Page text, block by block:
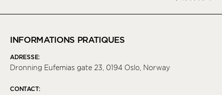
INFORMATIONS PRATIQUES
ADRESSE:
Dronning Eufemias gate 23, 0194 Oslo, Norway
CONTACT: